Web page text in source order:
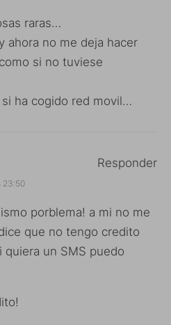
raras…
ahora no me deja hacer
si no tuviese
ha cogido red movil…
23:50
porblema! a mi no me
que no tengo credito
un SMS puedo
Responder